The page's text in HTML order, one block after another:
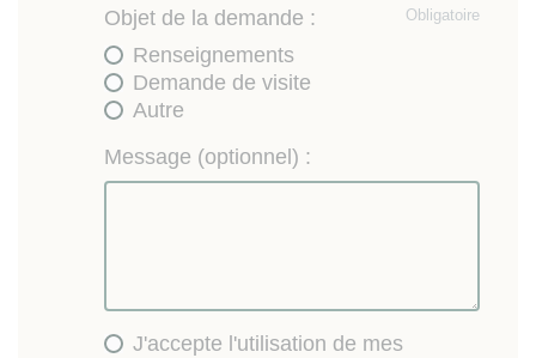
Obligatoire
Objet de la demande :
Renseignements
Demande de visite
Autre
Message (optionnel) :
J'accepte l'utilisation de mes